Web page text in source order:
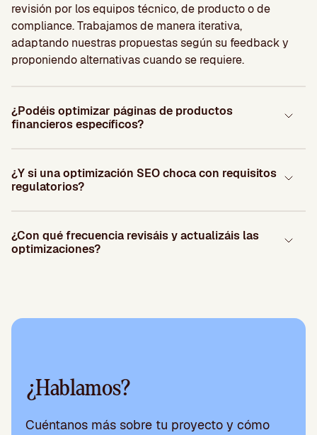
revisión por los equipos técnico, de producto o de
compliance. Trabajamos de manera iterativa,
adaptando nuestras propuestas según su feedback y
proponiendo alternativas cuando se requiere.
¿Podéis optimizar páginas de productos
financieros específicos?
¿Y si una optimización SEO choca con requisitos
regulatorios?
¿Con qué frecuencia revisáis y actualizáis las
optimizaciones?
¿Hablamos?
Cuéntanos más sobre tu proyecto y cómo